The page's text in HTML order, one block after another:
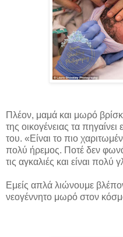
Πλέον, μαμά και μωρό
της οικογένειας τα
του. «Είναι το πιο
πολύ ήρεμος. Ποτέ δεν
τις αγκαλιές και είναι πολύ
Εμείς απλά λιώνουμε
νεογέννητο μωρό στον